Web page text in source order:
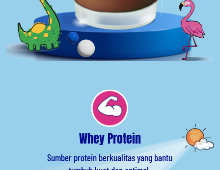
Whey Protein
Sumber protein berkualitas yang bantu